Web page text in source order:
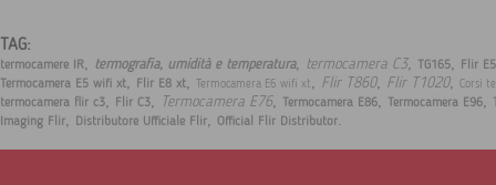
TAG:
termocamere IR, termografia, umidità e temperatura, termocamera C3, TG165,
Flir
Termocamera E5 wifi xt, Flir E8 xt, Termocamera E6 wifi xt, Flir T860, Flir T1020, Corsi
termocamera flir c3, Flir C3, Termocamera E76, Termocamera E86, Termocamera E96,
Imaging Flir, Distributore Ufficiale Flir, Official Flir Distributor.